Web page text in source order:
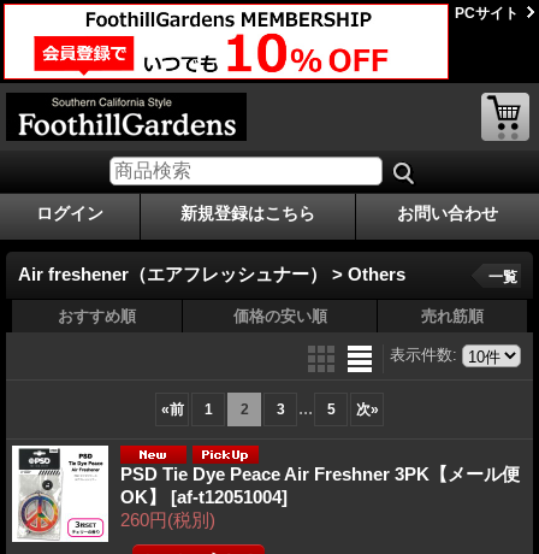
PCサイト
ログイン 新規登録はこちら お問い合わせ
Air freshener（エアフレッシュナー） > Others 一覧
おすすめ順 価格の安い順 売れ筋順
表示件数:
«前 1 2 3 ... 5 次»
PSD Tie Dye Peace Air Freshner 3PK【メール便
OK】 [af-t12051004]
260円(税別)